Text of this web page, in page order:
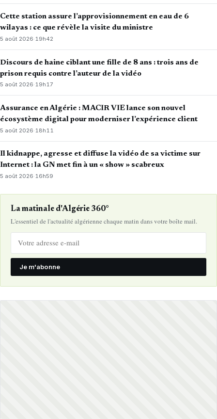
Cette station assure l’approvisionnement en eau de 6
wilayas : ce que révèle la visite du ministre
5 août 2026·19h42
Discours de haine ciblant une fille de 8 ans : trois ans de
prison requis contre l’auteur de la vidéo
5 août 2026·19h17
Assurance en Algérie : MACIR VIE lance son nouvel
écosystème digital pour moderniser l’expérience client
5 août 2026·18h11
Il kidnappe, agresse et diffuse la vidéo de sa victime sur
Internet : la GN met fin à un « show » scabreux
5 août 2026·16h59
La matinale d'Algérie 360°
L'essentiel de l'actualité algérienne chaque matin dans votre boîte mail.
Je m'abonne